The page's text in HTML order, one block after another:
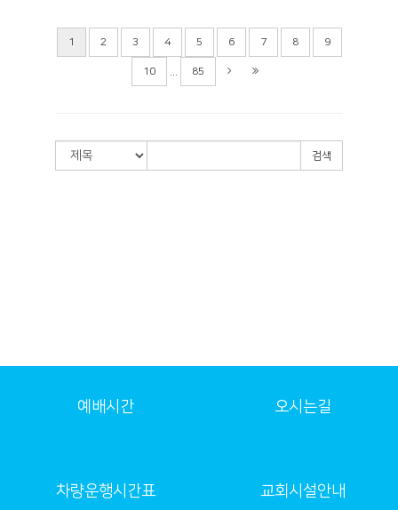
1 2 3 4 5 6 7 8 9
10 85
검색
예배시간 오시는길
차량운행시간표 교회시설안내